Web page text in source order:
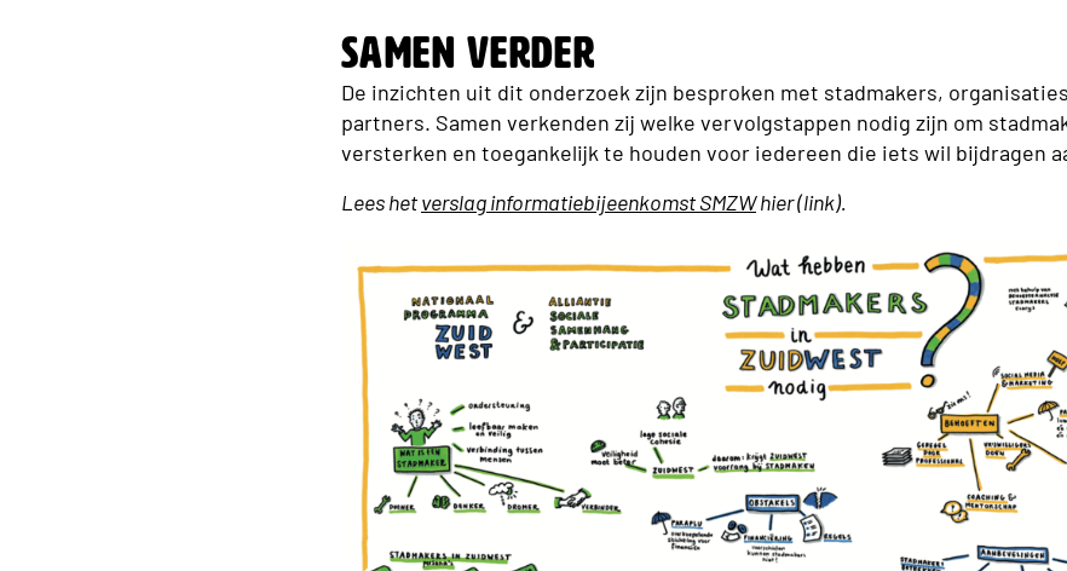
Samen verder
De inzichten uit dit onderzoek zijn besproken met stadmakers,
partners. Samen verkenden zij welke vervolgstappen nodig zijn om
versterken en toegankelijk te houden voor iedereen die iets wil bijdragen
Lees hetverslag informatiebijeenkomst SMZWhier (link).